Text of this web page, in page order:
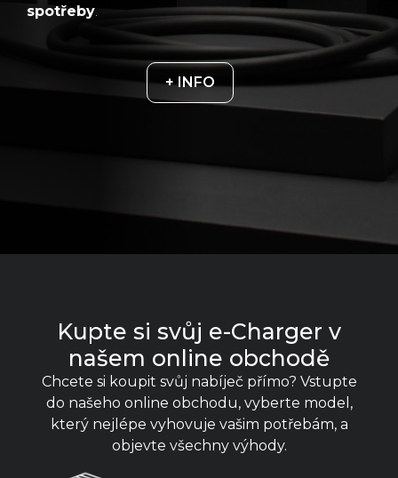
spotřeby.
+ INFO
Kupte si svůj e-Charger v
našem online obchodě
Chcete si koupit svůj nabíječ přímo? Vstupte
do našeho online obchodu, vyberte model,
který nejlépe vyhovuje vašim potřebám, a
objevte všechny výhody.